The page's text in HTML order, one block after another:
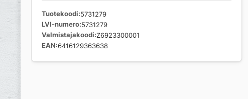
Tuotekoodi 5731279
LVI-numero 5731279
Valmistajakoodi Z6923300001
EAN 6416129363638